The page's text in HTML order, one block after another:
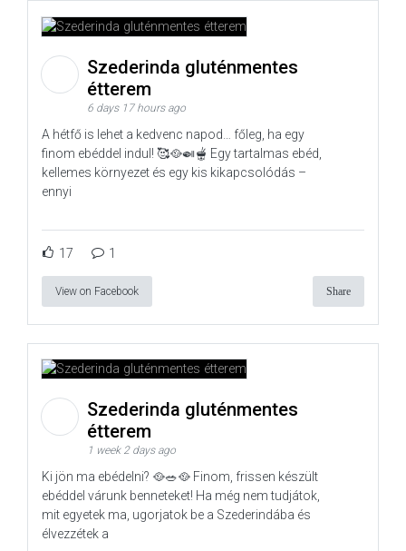
Szederinda gluténmentes
étterem
6 days 17 hours ago
A hétfő is lehet a kedvenc napod… főleg, ha egy
finom ebéddel indul! 🥰🥘🍛🫕 Egy tartalmas ebéd,
kellemes környezet és egy kis kikapcsolódás –
ennyi
17 1
View on Facebook Share
Szederinda gluténmentes
étterem
1 week 2 days ago
Ki jön ma ebédelni? 🥘🥗🥘 Finom, frissen készült
ebéddel várunk benneteket! Ha még nem tudjátok,
mit egyetek ma, ugorjatok be a Szederindába és
élvezzétek a